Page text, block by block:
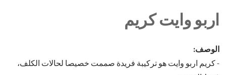
اربو وايت كريم
الوصف:
- كريم اربو وايت هو تركيبة فريدة صممت خصيصا لحالات الكلف،